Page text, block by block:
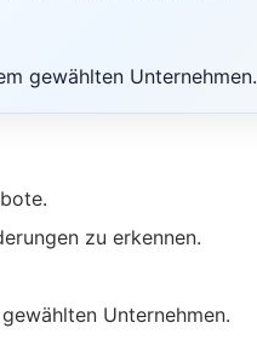
gewählten Unternehmen.
zu erkennen.
Unternehmen.